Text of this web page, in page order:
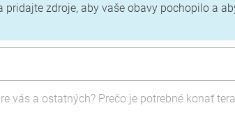
pridajte zdroje, aby vaše obavy pochopilo a